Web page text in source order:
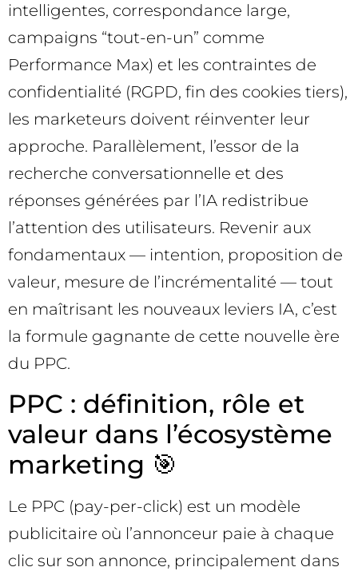
intelligentes, correspondance large,
campaigns “tout-en-un” comme
Performance Max) et les contraintes de
confidentialité (RGPD, fin des cookies tiers),
les marketeurs doivent réinventer leur
approche. Parallèlement, l’essor de la
recherche conversationnelle et des
réponses générées par l’IA redistribue
l’attention des utilisateurs. Revenir aux
fondamentaux — intention, proposition de
valeur, mesure de l’incrémentalité — tout
en maîtrisant les nouveaux leviers IA, c’est
la formule gagnante de cette nouvelle ère
du PPC.
PPC : définition, rôle et
valeur dans l’écosystème
marketing 🎯
Le PPC (pay-per-click) est un modèle
publicitaire où l’annonceur paie à chaque
clic sur son annonce, principalement dans